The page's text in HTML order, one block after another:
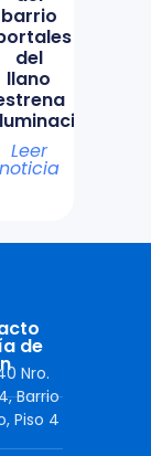
barrio
del
llano
Leer
noticia
de
Nro.
Barrio
Piso 4